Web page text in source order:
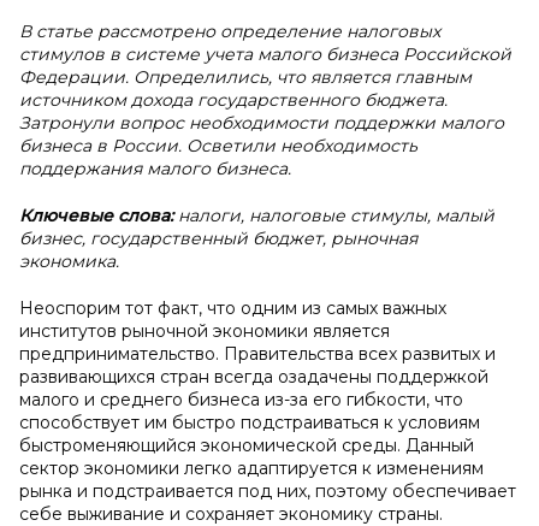
В статье рассмотрено определение налоговых
стимулов в системе учета малого бизнеса Российской
Федерации. Определились, что является главным
источником дохода государственного бюджета.
Затронули вопрос необходимости поддержки малого
бизнеса в России. Осветили необходимость
поддержания малого бизнеса.
Ключевые слова:налоги, налоговые стимулы, малый
бизнес, государственный бюджет, рыночная
экономика.
Неоспорим тот факт, что одним из самых важных
институтов рыночной экономики является
предпринимательство. Правительства всех развитых и
развивающихся стран всегда озадачены поддержкой
малого и среднего бизнеса из-за его гибкости, что
способствует им быстро подстраиваться к условиям
быстроменяющийся экономической среды. Данный
сектор экономики легко адаптируется к изменениям
рынка и подстраивается под них, поэтому обеспечивает
себе выживание и сохраняет экономику страны.